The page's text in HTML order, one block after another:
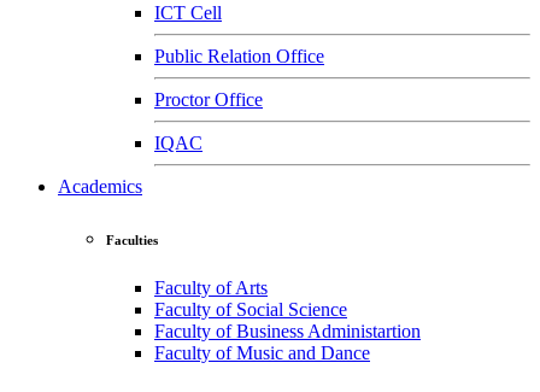
ICT Cell
Public Relation Office
Proctor Office
IQAC
Academics
Faculties
Faculty of Arts
Faculty of Social Science
Faculty of Business Administartion
Faculty of Music and Dance